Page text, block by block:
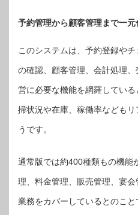
予約管理から顧客管理まで一元
このシステムは、予約登録や
の確認、顧客管理、会計処理
営に必要な機能を網羅してい
掃状況や在庫、稼働率なども
うです。
通常版では約400種類もの機能
理、料金管理、販売管理、宴
業務をカバーしているとのこ